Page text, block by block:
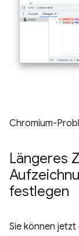
Chromium-
Längeres
festlegen
Sie können jetzt